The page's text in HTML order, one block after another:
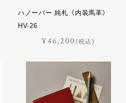
ハノーバー 純札《内装馬革》
HV-26
¥46,200(税込)